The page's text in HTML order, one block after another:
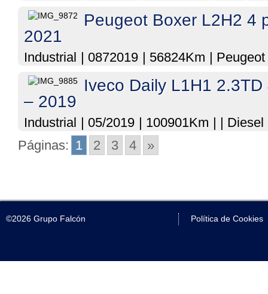
Peugeot Boxer L2H2 4
2021
Industrial | 0872019 | 56824Km | Peugeot
Iveco Daily L1H1 2.3TD
– 2019
Industrial | 05/2019 | 100901Km | | Diesel
Páginas: 1 2 3 4 »
©2026 Grupo Falcón Política de Cookies